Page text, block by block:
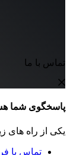
تماس با ما
پاسخگوی شما
یکی از راه های
تماس با